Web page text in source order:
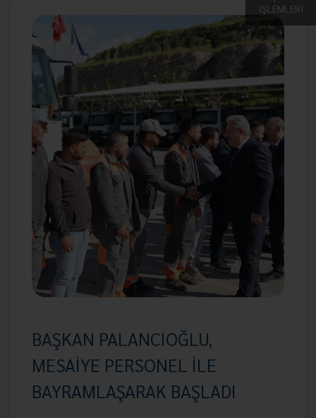
İŞLEMLERİ
BAŞKAN PALANCIOĞLU,
MESAİYE PERSONEL İLE
BAYRAMLAŞARAK BAŞLADI